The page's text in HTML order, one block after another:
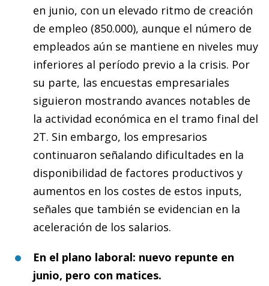
en junio, con un elevado ritmo de creación
de empleo (850.000), aunque el número de
empleados aún se mantiene en niveles muy
inferiores al período previo a la crisis. Por
su parte, las encuestas empresariales
siguieron mostrando avances notables de
la actividad económica en el tramo final del
2T. Sin embargo, los empresarios
continuaron señalando dificultades en la
disponibilidad de factores productivos y
aumentos en los costes de estos inputs,
señales que también se evidencian en la
aceleración de los salarios.
En el plano laboral: nuevo repunte en
junio, pero con matices.